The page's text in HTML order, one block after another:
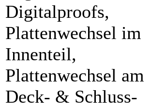
Digitalproofs,
Plattenwechsel im
Innenteil,
Plattenwechsel am
Deck- & Schluss-